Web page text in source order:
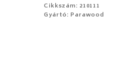
Cikkszám: 210111
Gyártó: Parawood